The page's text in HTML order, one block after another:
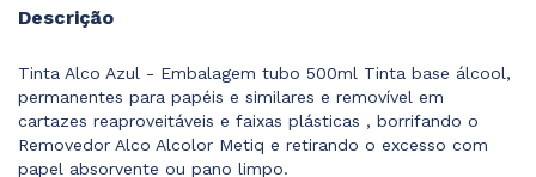
Descrição
Tinta Alco Azul - Embalagem tubo 500ml Tinta base álcool,
permanentes para papéis e similares e removível em
cartazes reaproveitáveis e faixas plásticas , borrifando o
Removedor Alco Alcolor Metiq e retirando o excesso com
papel absorvente ou pano limpo.